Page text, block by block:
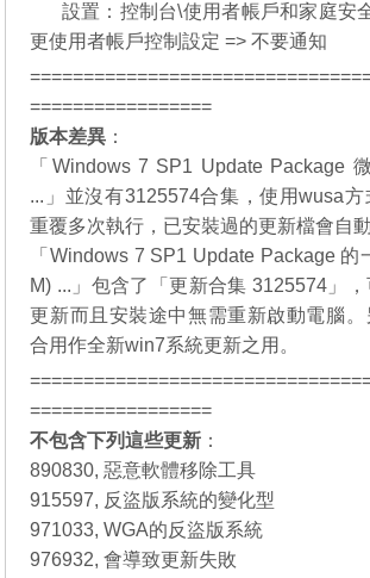
設置：控制台\使用者帳戶和家庭安
更使用者帳戶控制設定 => 不要通知
=================
版本差異 ：
「Windows 7 SP1 Update Package
...」並沒有3125574合集，使用wusa
重覆多次執行，已安裝過的更新檔會自動
「Windows 7 SP1 Update Package
M) ...」包含了「更新合集 3125574」
更新而且安裝途中無需重新啟動電腦
合用作全新win7系統更新之用。
=================
不包含下列這些更新 ：
890830, 惡意軟體移除工具
915597, 反盜版系統的變化型
971033, WGA的反盜版系統
976932, 會導致更新失敗